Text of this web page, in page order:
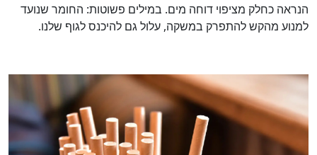
הנראה כחלק מציפוי דוחה מים. במילים פשוטות: החומר שנועד
למנוע מהקש להתפרק במשקה, עלול גם להיכנס לגוף שלנו.